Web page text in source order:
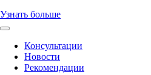
Узнать больше
Консультации
Новости
Рекомендации